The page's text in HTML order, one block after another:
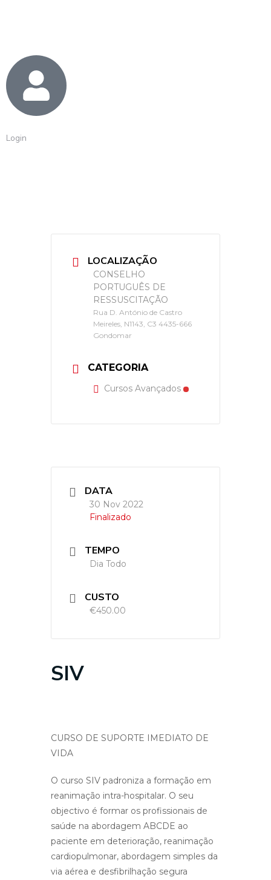
Login
LOCALIZAÇÃO
CONSELHO
PORTUGUÊS DE
RESSUSCITAÇÃO
Rua D. António de Castro
Meireles, N1143, C3 4435-666
Gondomar
CATEGORIA
Cursos Avançados
DATA
30 Nov 2022
Finalizado
TEMPO
Dia Todo
CUSTO
€450.00
SIV
CURSO DE SUPORTE IMEDIATO DE
VIDA
O curso SIV padroniza a formação em
reanimação intra-hospitalar. O seu
objectivo é formar os profissionais de
saúde na abordagem ABCDE ao
paciente em deterioração, reanimação
cardiopulmonar, abordagem simples da
via aérea e desfibrilhação segura